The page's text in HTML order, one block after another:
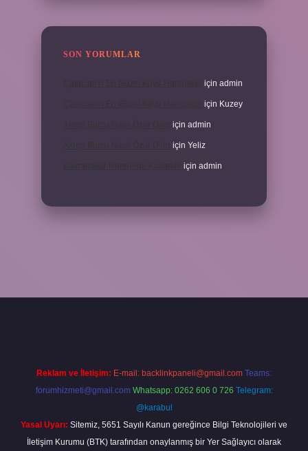
SON YORUMLAR
için admin
için Kuzey
Akrep Burcu Nasıl Özür Diler için admin
Akrep Burcu Nasıl Özür Diler için Yeliz
için admin
Reklam ve İletişim: E-mail: backlinkpaneli@gmail.com Teams:
forumhizmeti@gmail.com Whatsapp: 0262 606 0 726 Telegram:
@karabul
Yasal Uyarı: Sitemiz, 5651 Sayılı Kanun gereğince Bilgi Teknolojileri ve
İletişim Kurumu (BTK) tarafından onaylanmış bir Yer Sağlayıcı olarak